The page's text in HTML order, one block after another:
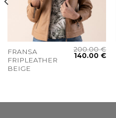
FRANSA
FRIPLEATHER
BEIGE
200.00€
140.00€